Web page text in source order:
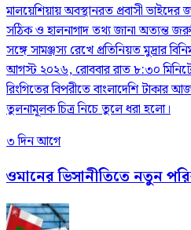
মালয়েশিয়ায় অবস্থানরত প্রবাসী ভাইদের
সঠিক ও হালনাগাদ তথ্য জানা অত্যন্ত
সঙ্গে সামঞ্জস্য রেখে প্রতিনিয়ত মুদ্রার
আগস্ট ২০২৬, রোববার রাত ৮:৩০
রিংগিতের বিপরীতে বাংলাদেশি টাকার
তুলনামূলক চিত্র নিচে তুলে ধরা হলো।
৩ দিন আগে
ওমানের ভিসানীতিতে নতুন